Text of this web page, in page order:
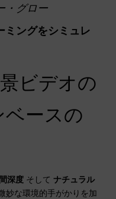
・グロー
ミングをシミュレ
ビデオの
ベースの
深度 そしてナチュラル
妙な環境的手がかりを加